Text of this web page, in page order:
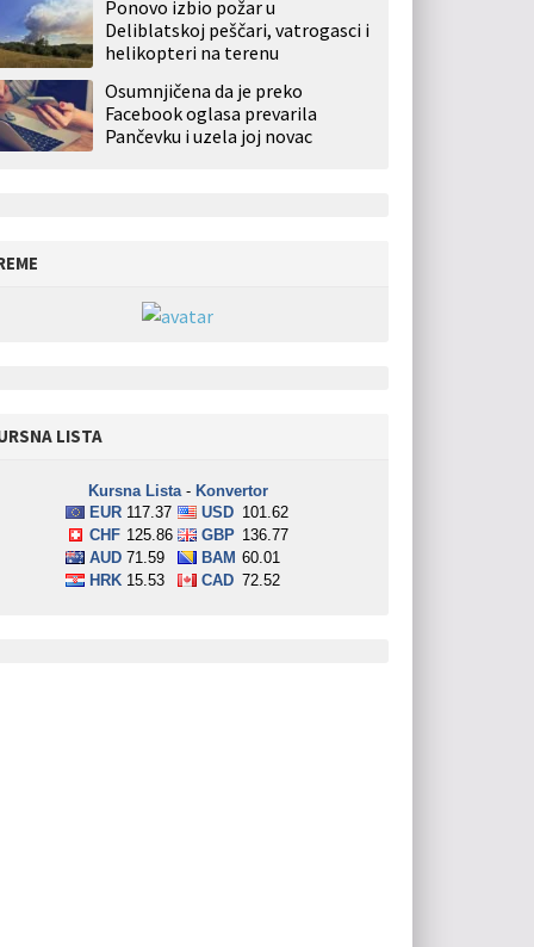
Ponovo izbio požar u
Deliblatskoj peščari, vatrogasci i
helikopteri na terenu
Osumnjičena da je preko
Facebook oglasa prevarila
Pančevku i uzela joj novac
LISTA